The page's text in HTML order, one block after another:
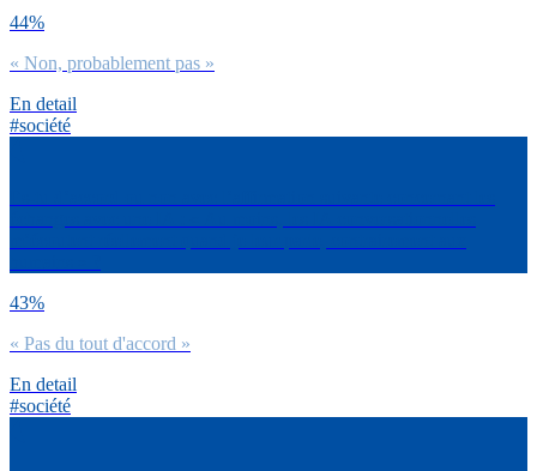
44%
« Non, probablement pas »
En detail
#société
43%
« Pas du tout d'accord »
En detail
#société